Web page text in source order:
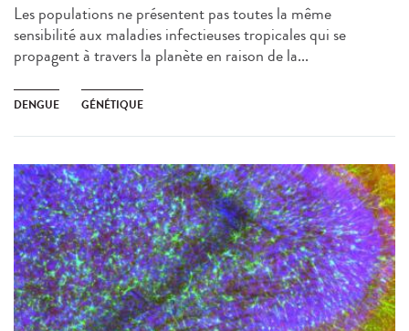
Les populations ne présentent pas toutes la même
sensibilité aux maladies infectieuses tropicales qui se
propagent à travers la planète en raison de la...
DENGUE GÉNÉTIQUE